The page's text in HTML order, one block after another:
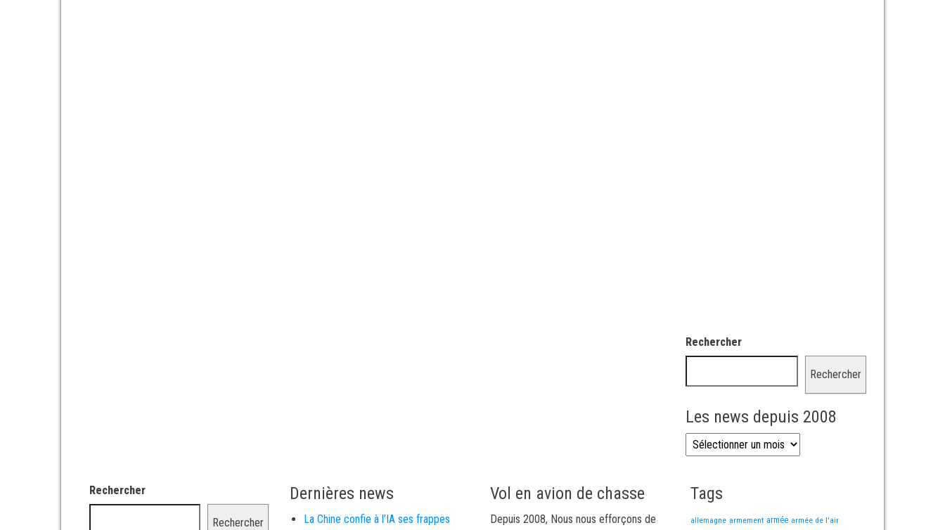
Rechercher
Rechercher
Les news depuis 2008
Les news depuis 2008
Rechercher
Rechercher
Dernières news
La Chine confie à l’IA ses frappes
Vol en avion de chasse
Depuis 2008, Nous nous efforçons de
Tags
allemagne armement armée armée de l'air